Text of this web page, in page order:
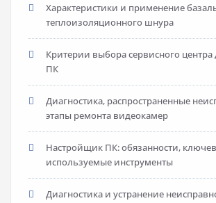
Характеристики и применение
теплоизоляционного шнура
Критерии выбора сервисного центра
ПК
Диагностика, распространенные
этапы ремонта видеокамер
Настройщик ПК: обязанности,
используемые инструменты
Диагностика и устранение